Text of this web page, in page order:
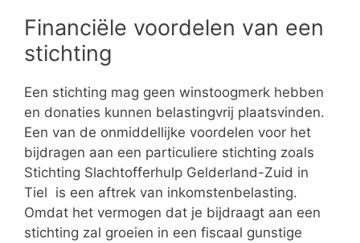
Financiële voordelen van een
stichting
Een stichting mag geen winstoogmerk hebben
en donaties kunnen belastingvrij plaatsvinden.
Een van de onmiddellijke voordelen voor het
bijdragen aan een particuliere stichting zoals
Stichting Slachtofferhulp Gelderland-Zuid in
Tiel is een aftrek van inkomstenbelasting.
Omdat het vermogen dat je bijdraagt aan een
stichting zal groeien in een fiscaal gunstige